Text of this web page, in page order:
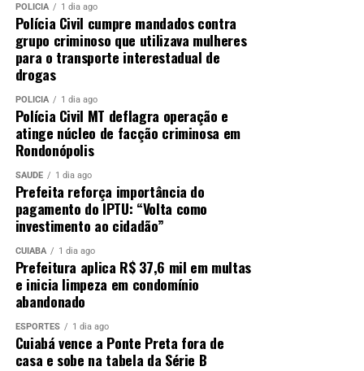
POLÍCIA 1 dia ago
Polícia Civil cumpre mandados contra
grupo criminoso que utilizava mulheres
para o transporte interestadual de
drogas
POLÍCIA 1 dia ago
Polícia Civil MT deflagra operação e
atinge núcleo de facção criminosa em
Rondonópolis
SAÚDE 1 dia ago
Prefeita reforça importância do
pagamento do IPTU: “Volta como
investimento ao cidadão”
CUIABÁ 1 dia ago
Prefeitura aplica R$ 37,6 mil em multas
e inicia limpeza em condomínio
abandonado
ESPORTES 1 dia ago
Cuiabá vence a Ponte Preta fora de
casa e sobe na tabela da Série B